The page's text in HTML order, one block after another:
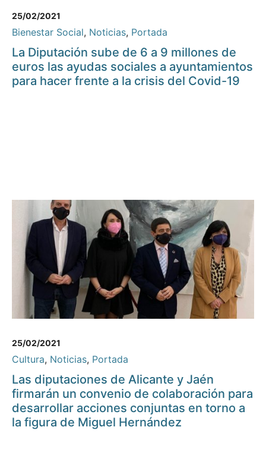
25/02/2021
Bienestar Social, Noticias, Portada
La Diputación sube de 6 a 9 millones de
euros las ayudas sociales a ayuntamientos
para hacer frente a la crisis del Covid-19
25/02/2021
Cultura, Noticias, Portada
Las diputaciones de Alicante y Jaén
firmarán un convenio de colaboración para
desarrollar acciones conjuntas en torno a
la figura de Miguel Hernández